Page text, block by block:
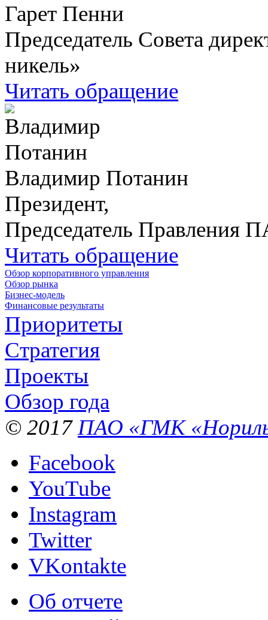
Гарет Пенни
Председатель Совета
никель»
Читать обращение
Владимир Потанин
Президент,
Председатель Правления
Читать обращение
Обзор корпоративного управления
Обзор рынка
Бизнес-модель
Финансовые результаты
Приоритеты
Стратегия
Проекты
Обзор года
© 2017 ПАО «ГМК
Facebook
YouTube
Instagram
Twitter
VKontakte
Об отчете